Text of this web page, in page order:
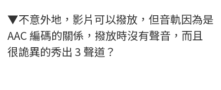
▼不意外地，影片可以撥放，但音軌因為是
AAC 編碼的關係，撥放時沒有聲音，而且
很詭異的秀出 3 聲道？